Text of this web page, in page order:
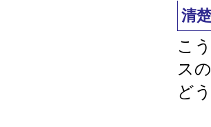
清
こ
ス
ど